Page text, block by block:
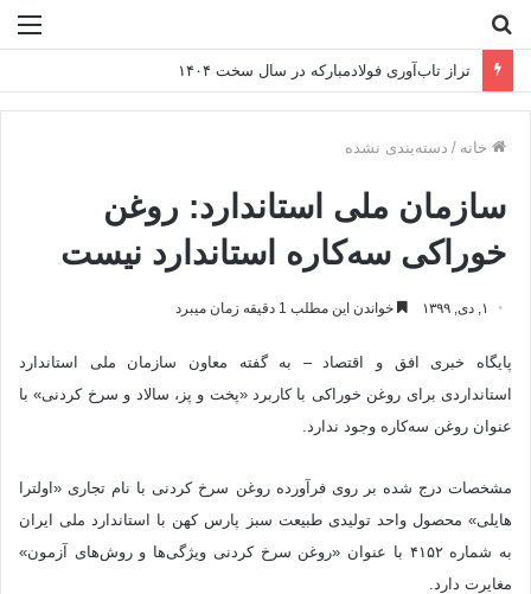
برای
تراز تاب‌آوری فولادمبارکه در سال سخت ۱۴۰۴
خانه / دسته‌بندی نشده
سازمان ملی استاندارد: روغن
خوراکی سه‌کاره استاندارد نیست
۱, دی, ۱۳۹۹ خواندن این مطلب 1 دقیقه زمان میبرد
پایگاه خبری افق و اقتصاد – به گفته معاون سازمان ملی استاندارد
استانداردی برای روغن خوراکی با کاربرد «پخت و پز، سالاد و سرخ کردنی» با
عنوان روغن سه‌کاره وجود ندارد.
مشخصات درج شده بر روی فرآورده روغن سرخ کردنی با نام تجاری «اولترا
هایلی» محصول واحد تولیدی طبیعت سبز پارس کهن با استاندارد ملی ایران
به شماره ۴۱۵۲ با عنوان «روغن سرخ کردنی ویژگی‌ها و روش‌های آزمون»
مغایرت دارد.